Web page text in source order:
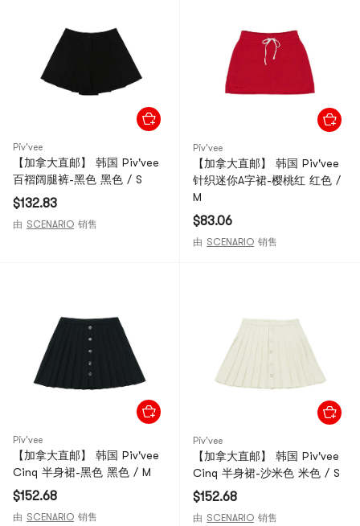
Piv'vee
【加拿大直邮】 韩国 Piv'vee
百褶阔腿裤-黑色 黑色 / S
$132.83
由 SCENARIO 销售
Piv'vee
【加拿大直邮】 韩国 Piv'vee
针织迷你A字裙-樱桃红 红色 /
M
$83.06
由 SCENARIO 销售
Piv'vee
【加拿大直邮】 韩国 Piv'vee
Cinq 半身裙-黑色 黑色 / M
$152.68
由 SCENARIO 销售
Piv'vee
【加拿大直邮】 韩国 Piv'vee
Cinq 半身裙-沙米色 米色 / S
$152.68
由 SCENARIO 销售